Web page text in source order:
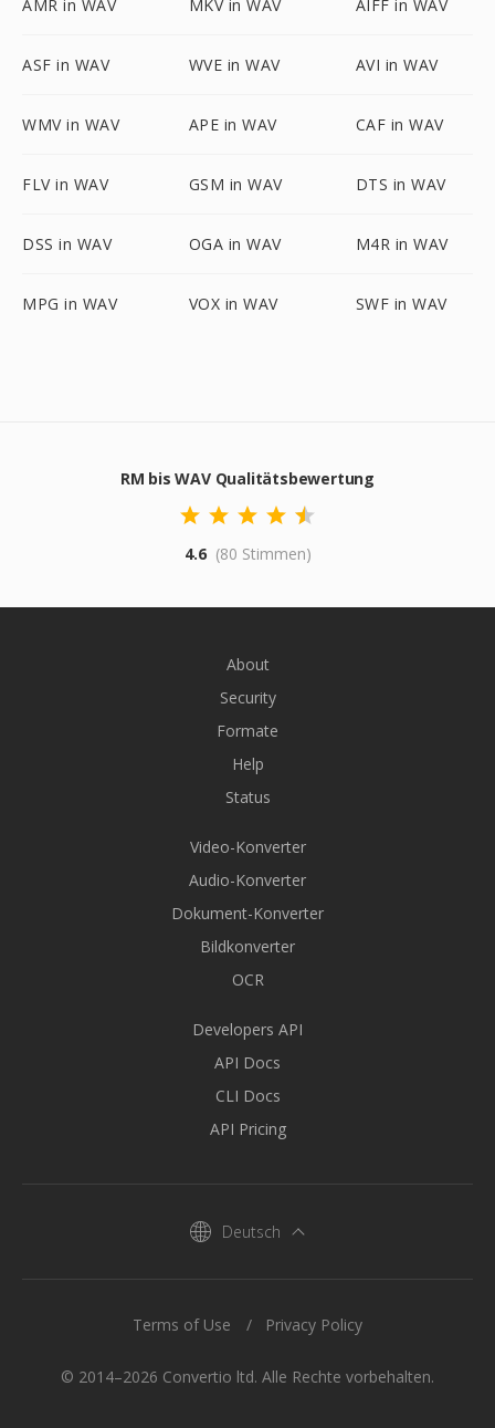
AMR in WAV MKV in WAV AIFF in WAV
ASF in WAV WVE in WAV AVI in WAV
WMV in WAV APE in WAV CAF in WAV
FLV in WAV GSM in WAV DTS in WAV
DSS in WAV OGA in WAV M4R in WAV
MPG in WAV VOX in WAV SWF in WAV
RM bis WAV Qualitätsbewertung
4.6 (80 Stimmen)
About
Security
Formate
Help
Status
Video-Konverter
Audio-Konverter
Dokument-Konverter
Bildkonverter
OCR
Developers API
API Docs
CLI Docs
API Pricing
Deutsch
© 2014–2026 Convertio ltd. Alle Rechte vorbehalten.
Terms of Use Privacy Policy